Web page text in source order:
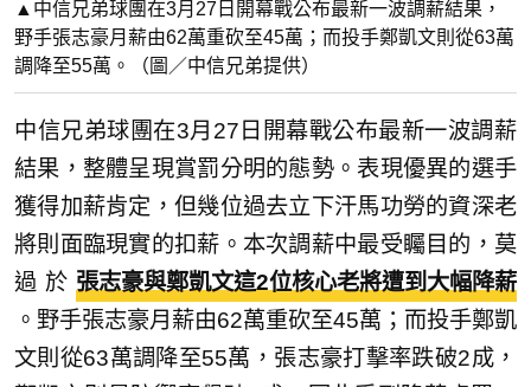
▲中信兄弟球團在3月27日開幕戰公布最新一波調薪結果，
野手張志豪月薪由62萬重砍至45萬；而投手鄭凱文則從63萬
調降至55萬。（圖／中信兄弟提供）
中信兄弟球團在3月27日開幕戰公布最新一波調薪
結果，整體呈現賞罰分明的態勢。表現優異的選手
獲得加薪肯定，但幾位過去立下汗馬功勞的資深老
將則面臨現實的扣薪。本次調薪中最受矚目的，莫
過於 張志豪與鄭凱文這2位核心老將遭到大幅降薪
。野手張志豪月薪由62萬重砍至45萬；而投手鄭凱
文則從63萬調降至55萬，張志豪打擊率跌破2成，